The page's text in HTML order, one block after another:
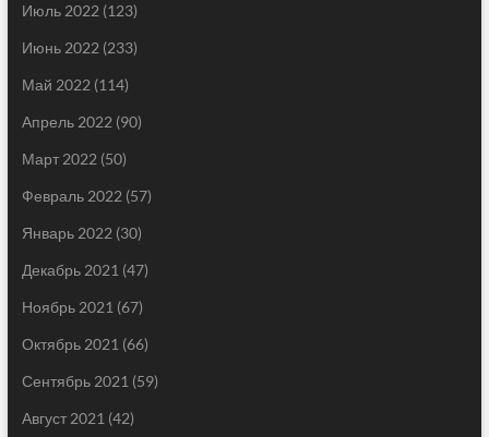
Июль 2022 (123)
Июнь 2022 (233)
Май 2022 (114)
Апрель 2022 (90)
Март 2022 (50)
Февраль 2022 (57)
Январь 2022 (30)
Декабрь 2021 (47)
Ноябрь 2021 (67)
Октябрь 2021 (66)
Сентябрь 2021 (59)
Август 2021 (42)